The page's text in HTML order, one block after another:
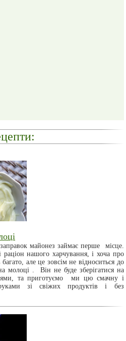
заправок майонез займає перше місце.
нашого харчування, і хоча про
але це зовсім не відноситься до
молоці . Він не буде зберігатися на
та приготуємо ми цю смачну і
зі свіжих продуктів і без